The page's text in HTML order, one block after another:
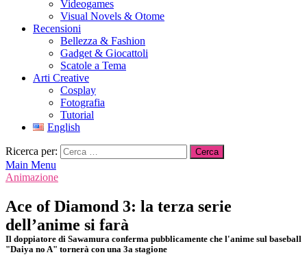
Videogames
Visual Novels & Otome
Recensioni
Bellezza & Fashion
Gadget & Giocattoli
Scatole a Tema
Arti Creative
Cosplay
Fotografia
Tutorial
English
Ricerca per:
Main Menu
Animazione
Ace of Diamond 3: la terza serie
dell’anime si farà
Il doppiatore di Sawamura conferma pubblicamente che l'anime sul baseball
"Daiya no A" tornerà con una 3a stagione